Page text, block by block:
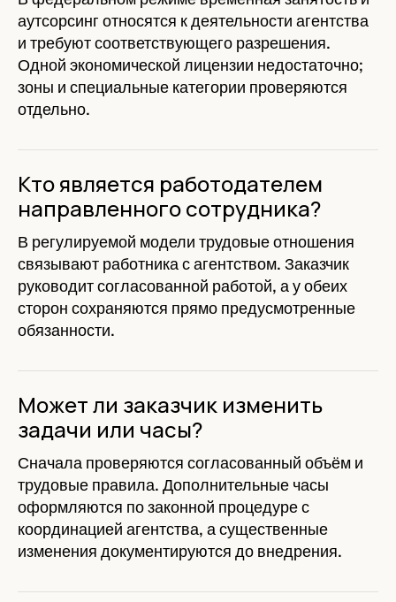
аутсорсинг относятся к деятельности агентства
и требуют соответствующего разрешения.
Одной экономической лицензии недостаточно;
зоны и специальные категории проверяются
отдельно.
Кто является работодателем
направленного сотрудника?
В регулируемой модели трудовые отношения
связывают работника с агентством. Заказчик
руководит согласованной работой, а у обеих
сторон сохраняются прямо предусмотренные
обязанности.
Может ли заказчик изменить
задачи или часы?
Сначала проверяются согласованный объём и
трудовые правила. Дополнительные часы
оформляются по законной процедуре с
координацией агентства, а существенные
изменения документируются до внедрения.